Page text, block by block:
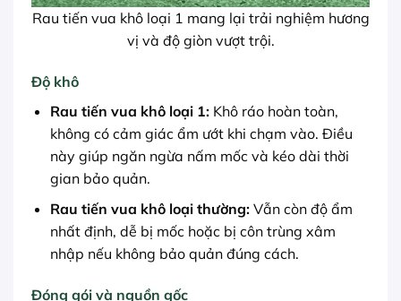
Rau tiến vua khô loại 1 mang lại trải nghiệm hương
vị và độ giòn vượt trội.
Độ khô
Rau tiến vua khô loại 1:Khô ráo hoàn toàn,
không có cảm giác ẩm ướt khi chạm vào. Điều
này giúp ngăn ngừa nấm mốc và kéo dài thời
gian bảo quản.
Rau tiến vua khô loại thường:Vẫn còn độ ẩm
nhất định, dễ bị mốc hoặc bị côn trùng xâm
nhập nếu không bảo quản đúng cách.
Đóng gói và nguồn gốc